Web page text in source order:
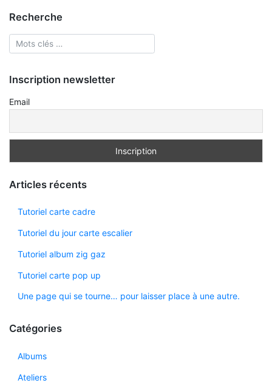
Recherche
Inscription newsletter
Email
Articles récents
Tutoriel carte cadre
Tutoriel du jour carte escalier
Tutoriel album zig gaz
Tutoriel carte pop up
Une page qui se tourne… pour laisser place à une autre.
Catégories
Albums
Ateliers